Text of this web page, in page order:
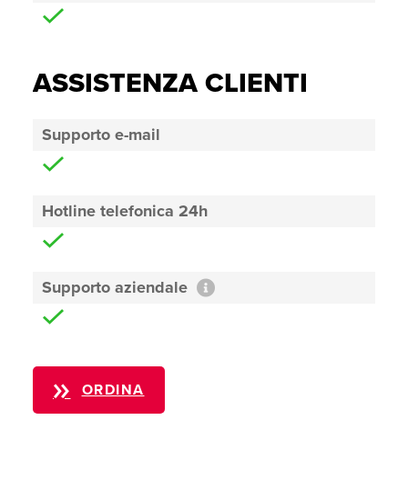
ASSISTENZA CLIENTI
Supporto e-mail
Hotline telefonica 24h
Supporto aziendale
ORDINA